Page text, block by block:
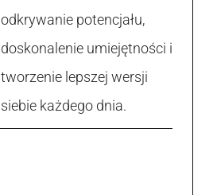
odkrywanie potencjału,
doskonalenie umiejętności i
tworzenie lepszej wersji
siebie każdego dnia.